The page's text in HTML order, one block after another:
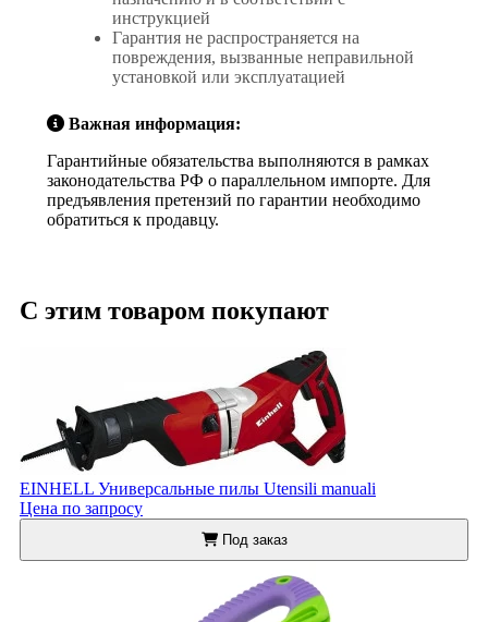
инструкцией
Гарантия не распространяется на
повреждения, вызванные неправильной
установкой или эксплуатацией
Важная информация:
Гарантийные обязательства выполняются в рамках
законодательства РФ о параллельном импорте. Для
предъявления претензий по гарантии необходимо
обратиться к продавцу.
С этим товаром покупают
EINHELL Универсальные пилы Utensili manuali
Цена по запросу
Под заказ